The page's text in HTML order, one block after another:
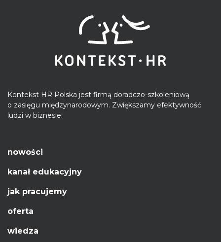
Kontekst HR Polska jest firmą doradczo-szkoleniową
o zasięgu międzynarodowym. Zwiększamy efektywność
ludzi w biznesie.
nowości
kanał edukacyjny
jak pracujemy
oferta
wiedza